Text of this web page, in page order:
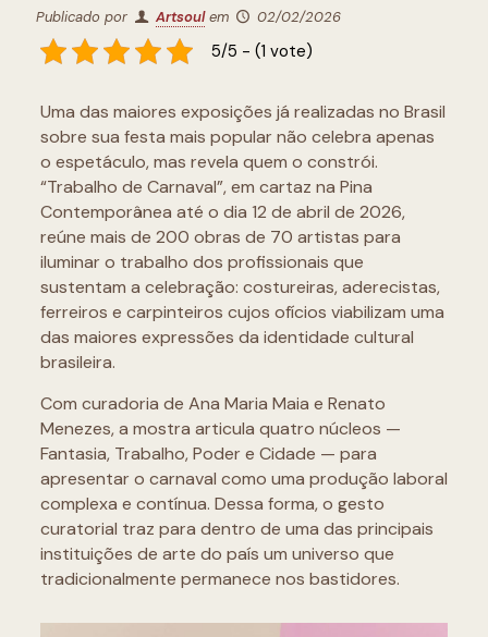
Publicado por Artsoul em 02/02/2026
5/5 - (1 vote)
Uma das maiores exposições já realizadas no Brasil
sobre sua festa mais popular não celebra apenas
o espetáculo, mas revela quem o constrói.
“Trabalho de Carnaval”, em cartaz na Pina
Contemporânea até o dia 12 de abril de 2026,
reúne mais de 200 obras de 70 artistas para
iluminar o trabalho dos profissionais que
sustentam a celebração: costureiras, aderecistas,
ferreiros e carpinteiros cujos ofícios viabilizam uma
das maiores expressões da identidade cultural
brasileira.
Com curadoria de Ana Maria Maia e Renato
Menezes, a mostra articula quatro núcleos —
Fantasia, Trabalho, Poder e Cidade — para
apresentar o carnaval como uma produção laboral
complexa e contínua. Dessa forma, o gesto
curatorial traz para dentro de uma das principais
instituições de arte do país um universo que
tradicionalmente permanece nos bastidores.